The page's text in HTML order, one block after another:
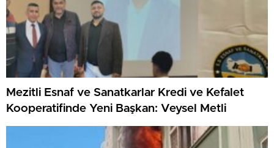
Mezitli Esnaf ve Sanatkarlar Kredi ve Kefalet
Kooperatifinde Yeni Başkan: Veysel Metli